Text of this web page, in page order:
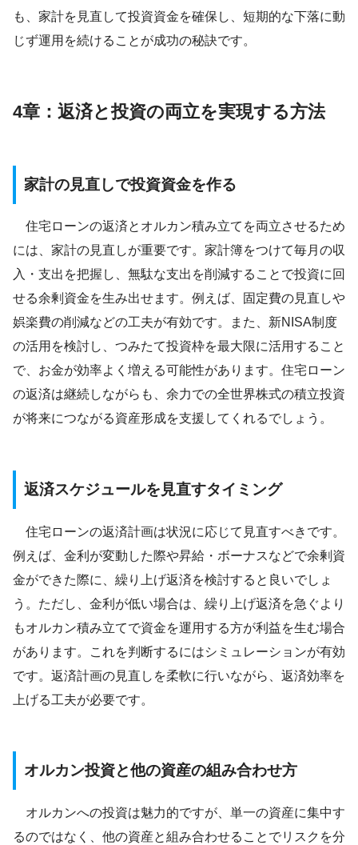
も、家計を見直して投資資金を確保し、短期的な下落に動
じず運用を続けることが成功の秘訣です。
4章：返済と投資の両立を実現する方法
家計の見直しで投資資金を作る
住宅ローンの返済とオルカン積み立てを両立させるため
には、家計の見直しが重要です。家計簿をつけて毎月の収
入・支出を把握し、無駄な支出を削減することで投資に回
せる余剰資金を生み出せます。例えば、固定費の見直しや
娯楽費の削減などの工夫が有効です。また、新NISA制度
の活用を検討し、つみたて投資枠を最大限に活用すること
で、お金が効率よく増える可能性があります。住宅ローン
の返済は継続しながらも、余力での全世界株式の積立投資
が将来につながる資産形成を支援してくれるでしょう。
返済スケジュールを見直すタイミング
住宅ローンの返済計画は状況に応じて見直すべきです。
例えば、金利が変動した際や昇給・ボーナスなどで余剰資
金ができた際に、繰り上げ返済を検討すると良いでしょ
う。ただし、金利が低い場合は、繰り上げ返済を急ぐより
もオルカン積み立てで資金を運用する方が利益を生む場合
があります。これを判断するにはシミュレーションが有効
です。返済計画の見直しを柔軟に行いながら、返済効率を
上げる工夫が必要です。
オルカン投資と他の資産の組み合わせ方
オルカンへの投資は魅力的ですが、単一の資産に集中す
るのではなく、他の資産と組み合わせることでリスクを分